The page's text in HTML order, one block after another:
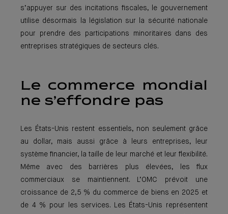
s’appuyer sur des incitations fiscales, le gouvernement
utilise désormais la législation sur la sécurité nationale
pour prendre des participations minoritaires dans des
entreprises stratégiques de secteurs clés.
Le commerce mondial
ne s’effondre pas
Les États-Unis restent essentiels, non seulement grâce
au dollar, mais aussi grâce à leurs entreprises, leur
système financier, la taille de leur marché et leur flexibilité.
Même avec des barrières plus élevées, les flux
commerciaux se maintiennent. L’OMC prévoit une
croissance de 2,5 % du commerce de biens en 2025 et
de 4 % pour les services. Les États-Unis représentent